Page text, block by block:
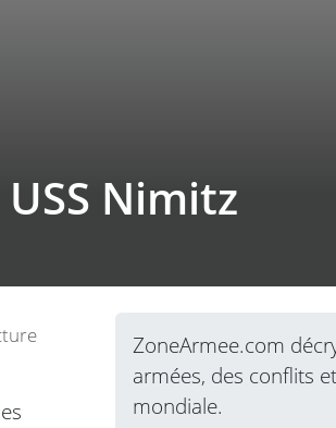
Nimitz
ZoneArmee.com
armées, des conflits
mondiale.